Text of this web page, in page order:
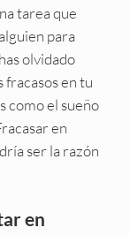
tarea que
para
olvidado
fracasos en tu
como el sueño
en
ser la razón
en